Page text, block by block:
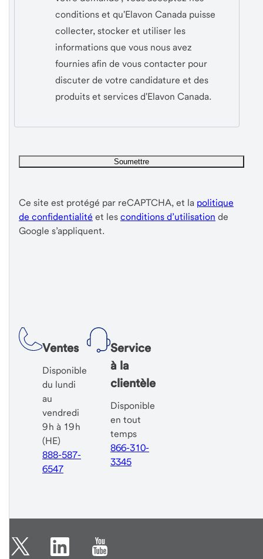
conditions et qu'Elavon Canada puisse
collecter, stocker et utiliser les
informations que vous nous avez
fournies afin de vous contacter pour
discuter de votre candidature et des
produits et services d'Elavon Canada.
Ce site est protégé par reCAPTCHA, et la politique
de confidentialité et les conditions d’utilisation de
Google s’appliquent.
Ventes
Disponible
du lundi
au
vendredi
9 h à 19 h
(HE)
888-587-
6547
Service
à la
clientèle
Disponible
en tout
temps
866-310-
3345